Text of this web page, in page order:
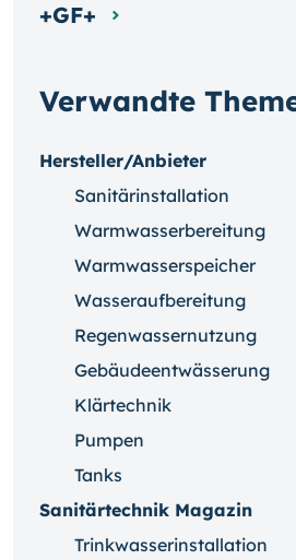
Verwandte
Hersteller/Anbieter
Sanitärinstallation
Warmwasserbereitung
Warmwasserspeicher
Wasseraufbereitung
Regenwassernutzung
Gebäudeentwässerung
Klärtechnik
Pumpen
Tanks
Sanitärtechnik Magazin
Trinkwasserinstallation
+GF+